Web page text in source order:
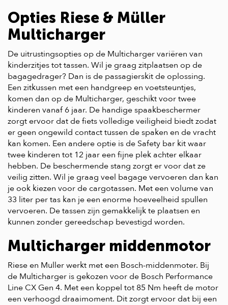
Opties Riese & Müller
Multicharger
De uitrustingsopties op de Multicharger variëren van
kinderzitjes tot tassen. Wil je graag zitplaatsen op de
bagagedrager? Dan is de passagierskit de oplossing.
Een zitkussen met een handgreep en voetsteuntjes,
komen dan op de Multicharger, geschikt voor twee
kinderen vanaf 6 jaar. De handige spaakbeschermer
zorgt ervoor dat de fiets volledige veiligheid biedt zodat
er geen ongewild contact tussen de spaken en de vracht
kan komen. Een andere optie is de Safety bar kit waar
twee kinderen tot 12 jaar een fijne plek achter elkaar
hebben. De beschermende stang zorgt er voor dat ze
veilig zitten. Wil je graag veel bagage vervoeren dan kan
je ook kiezen voor de cargotassen. Met een volume van
33 liter per tas kan je een enorme hoeveelheid spullen
vervoeren. De tassen zijn gemakkelijk te plaatsen en
kunnen zonder gereedschap bevestigd worden.
Multicharger middenmotor
Riese en Muller werkt met een Bosch-middenmoter. Bij
de Multicharger is gekozen voor de Bosch Performance
Line CX Gen 4. Met een koppel tot 85 Nm heeft de motor
een verhoogd draaimoment. Dit zorgt ervoor dat bij een